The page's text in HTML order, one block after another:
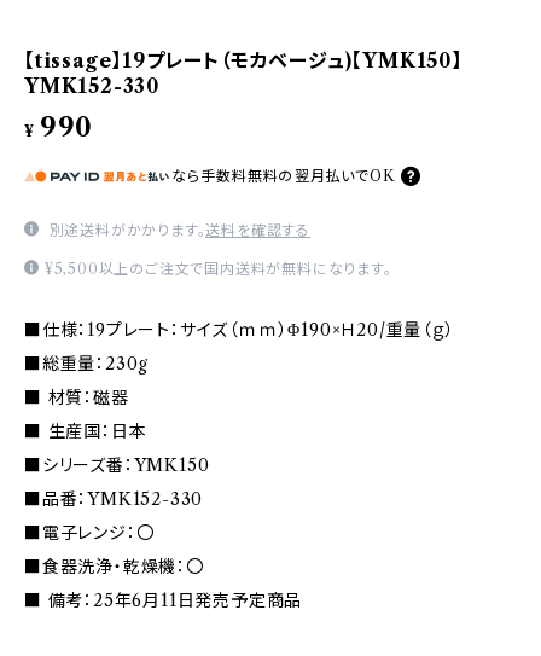
【tissage】19プレート（モカベージュ)【YMK150】
YMK152-330
¥ 990
なら 手数料無料の 翌月払いでOK
別途送料がかかります。送料を確認する
¥5,500以上のご注文で国内送料が無料になります。
■仕様：19プレート：サイズ（ｍｍ）Φ190×Ｈ20/重量（ｇ）
■総重量：230g
■ 材質：磁器
■ 生産国：日本
■シリーズ番：YMK150
■品番：YMK152-330
■電子レンジ：〇
■食器洗浄・乾燥機：〇
■ 備考：25年6月11日発売予定商品